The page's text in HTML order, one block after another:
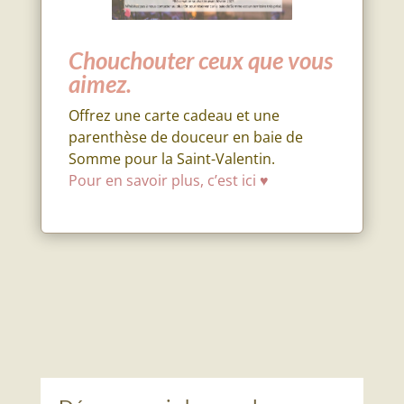
Chouchouter ceux que vous
aimez.
Offrez une carte cadeau et une
parenthèse de douceur en baie de
Somme pour la Saint-Valentin.
Pour en savoir plus, c’est ici ♥